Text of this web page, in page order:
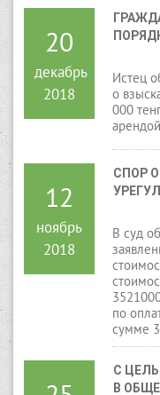
000
20
декабрь
2018
Истец
о
000
12
ноябрь
2018
СПОР
В суд
по
сумме
С
В